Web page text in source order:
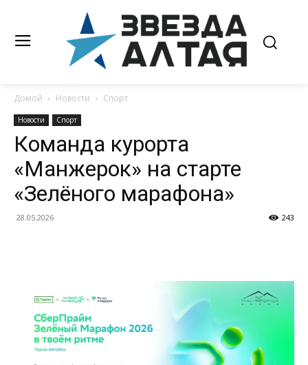
Домой Новости Спорт
Новости Спорт
Команда курорта
«Манжерок» на старте
«Зелёного марафона»
28.05.2026 243